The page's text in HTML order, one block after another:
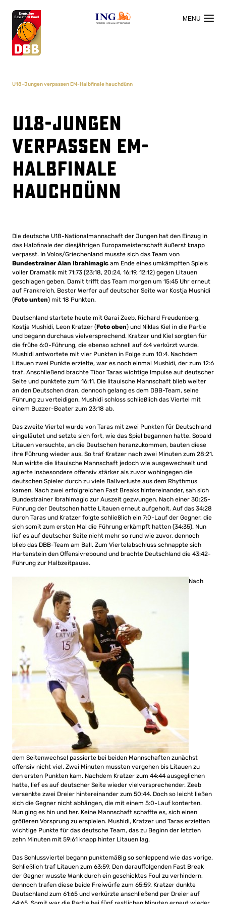
OFFIZIELLER HAUPTSPONSOR
U18-Jungen verpassen EM-Halbfinale hauchdünn
U18-Jungen
verpassen EM-
Halbfinale
hauchdünn
Die deutsche U18-Nationalmannschaft der Jungen hat den Einzug in
das Halbfinale der diesjährigen Europameisterschaft äußerst knapp
verpasst. In Volos/Griechenland musste sich das Team von
Bundestrainer Alan Ibrahimagic am Ende eines umkämpften Spiels
voller Dramatik mit 71:73 (23:18, 20:24, 16:19, 12:12) gegen Litauen
geschlagen geben. Damit trifft das Team morgen um 15:45 Uhr erneut
auf Frankreich. Bester Werfer auf deutscher Seite war Kostja Mushidi
(Foto unten) mit 18 Punkten.
Deutschland startete heute mit Garai Zeeb, Richard Freudenberg,
Kostja Mushidi, Leon Kratzer (Foto oben) und Niklas Kiel in die Partie
und begann durchaus vielversprechend. Kratzer und Kiel sorgten für
die frühe 6:0-Führung, die ebenso schnell auf 6:4 verkürzt wurde.
Mushidi antwortete mit vier Punkten in Folge zum 10:4. Nachdem
Litauen zwei Punkte erzielte, war es noch einmal Mushidi, der zum 12:6
traf. Anschließend brachte Tibor Taras wichtige Impulse auf deutscher
Seite und punktete zum 16:11. Die litauische Mannschaft blieb weiter
an den Deutschen dran, dennoch gelang es dem DBB-Team, seine
Führung zu verteidigen. Mushidi schloss schließlich das Viertel mit
einem Buzzer-Beater zum 23:18 ab.
Das zweite Viertel wurde von Taras mit zwei Punkten für Deutschland
eingeläutet und setzte sich fort, wie das Spiel begannen hatte. Sobald
Litauen versuchte, an die Deutschen heranzukommen, bauten diese
ihre Führung wieder aus. So traf Kratzer nach zwei Minuten zum 28:21.
Nun wirkte die litauische Mannschaft jedoch wie ausgewechselt und
agierte insbesondere offensiv stärker als zuvor wohingegen die
deutschen Spieler durch zu viele Ballverluste aus dem Rhythmus
kamen. Nach zwei erfolgreichen Fast Breaks hintereinander, sah sich
Bundestrainer Ibrahimagic zur Auszeit gezwungen. Nach einer 30:25-
Führung der Deutschen hatte Litauen erneut aufgeholt. Auf das 34:28
durch Taras und Kratzer folgte schließlich ein 7:0-Lauf der Gegner, die
sich somit zum ersten Mal die Führung erkämpft hatten (34:35). Nun
lief es auf deutscher Seite nicht mehr so rund wie zuvor, dennoch
blieb das DBB-Team am Ball. Zum Viertelabschluss schnappte sich
Hartenstein den Offensivrebound und brachte Deutschland die 43:42-
Führung zur Halbzeitpause.
Nach
dem Seitenwechsel passierte bei beiden Mannschaften zunächst
offensiv nicht viel. Zwei Minuten mussten vergehen bis Litauen zu
den ersten Punkten kam. Nachdem Kratzer zum 44:44 ausgeglichen
hatte, lief es auf deutscher Seite wieder vielversprechender. Zeeb
versenkte zwei Dreier hintereinander zum 50:44. Doch so leicht ließen
sich die Gegner nicht abhängen, die mit einem 5:0-Lauf konterten.
Nun ging es hin und her. Keine Mannschaft schaffte es, sich einen
größeren Vorsprung zu erspielen. Mushidi, Kratzer und Taras erzielten
wichtige Punkte für das deutsche Team, das zu Beginn der letzten
zehn Minuten mit 59:61 knapp hinter Litauen lag.
Das Schlussviertel begann punktemäßig so schleppend wie das vorige.
Schließlich traf Litauen zum 63:59. Den darauffolgenden Fast Break
der Gegner wusste Wank durch ein geschicktes Foul zu verhindern,
dennoch trafen diese beide Freiwürfe zum 65:59. Kratzer dunkte
Deutschland zum 61:65 und verkürzte anschließend per Dreier auf